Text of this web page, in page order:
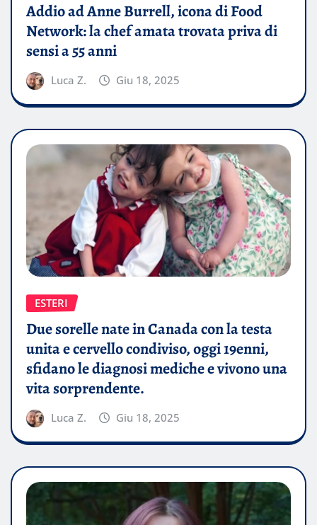
Addio ad Anne Burrell, icona di Food
Network: la chef amata trovata priva di
sensi a 55 anni
Luca Z. Giu 18, 2025
ESTERI
Due sorelle nate in Canada con la testa
unita e cervello condiviso, oggi 19enni,
sfidano le diagnosi mediche e vivono una
vita sorprendente.
Luca Z. Giu 18, 2025